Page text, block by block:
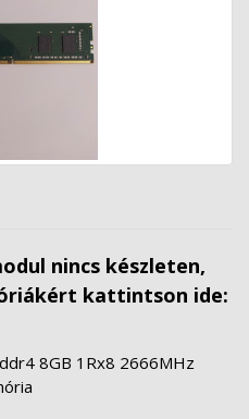
nincs készleten,
kattintson ide:
8GB 1Rx8 2666MHz